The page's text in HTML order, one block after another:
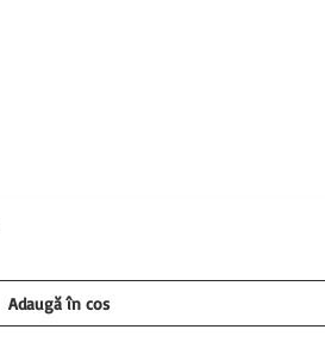
Adaugă în coș